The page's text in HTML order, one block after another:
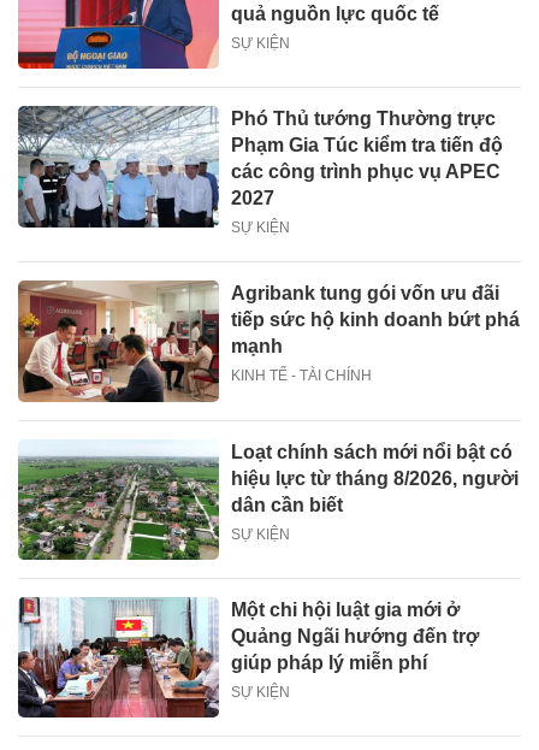
quả nguồn lực quốc tế
SỰ KIỆN
Phó Thủ tướng Thường trực
Phạm Gia Túc kiểm tra tiến độ
các công trình phục vụ APEC
2027
SỰ KIỆN
Agribank tung gói vốn ưu đãi
tiếp sức hộ kinh doanh bứt phá
mạnh
KINH TẾ - TÀI CHÍNH
Loạt chính sách mới nổi bật có
hiệu lực từ tháng 8/2026, người
dân cần biết
SỰ KIỆN
Một chi hội luật gia mới ở
Quảng Ngãi hướng đến trợ
giúp pháp lý miễn phí
SỰ KIỆN